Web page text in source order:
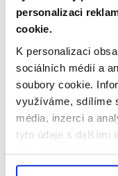
personalizaci
cookie.
K personalizaci
sociálních médií a
soubory cookie.
využíváme, sdílíme
média, inzerci a
tyto údaje s dalšími
nebo které jste
využíváte jejich
s oznámením,
a dalších osob,
a komunikaci s
zajistit uveřejnění
dálkový přístup.
Příslušná